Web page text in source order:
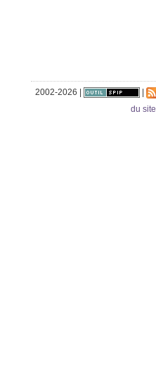
2002-2026 | |
du site